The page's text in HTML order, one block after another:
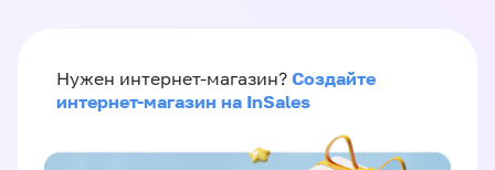
Нужен интернет-магазин? Создайте
интернет-магазин на InSales